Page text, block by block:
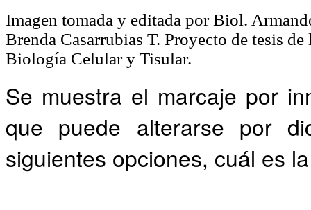
Imagen tomada y editada por Biol.
Brenda Casarrubias T. Proyecto de tesis
Biología Celular y Tisular.
Se muestra el marcaje por
que puede alterarse por
siguientes opciones, cuál es